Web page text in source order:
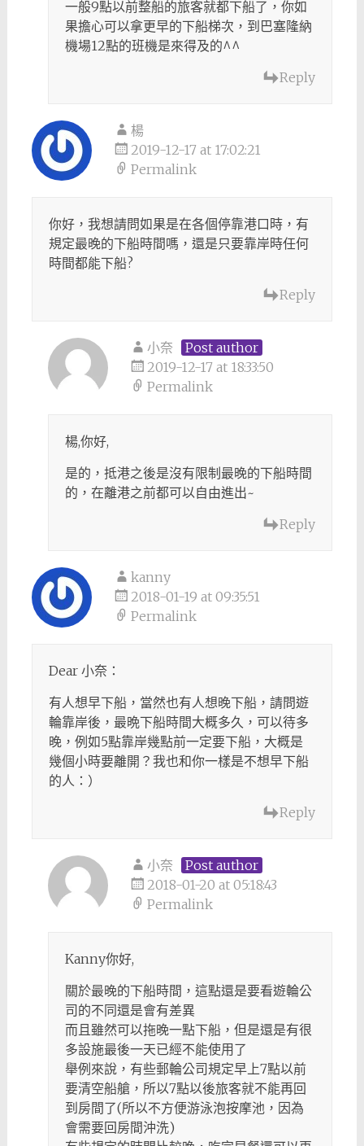
一般9點以前整船的旅客就都下船了，你如
果擔心可以拿更早的下船梯次，到巴塞隆納
機場12點的班機是來得及的^^
Reply
楊
2019-12-17 at 17:02:21
Permalink
你好，我想請問如果是在各個停靠港口時，有
規定最晚的下船時間嗎，還是只要靠岸時任何
時間都能下船?
Reply
小奈
Post author
2019-12-17 at 18:33:50
Permalink
楊,你好,
是的，抵港之後是沒有限制最晚的下船時間
的，在離港之前都可以自由進出~
Reply
kanny
2018-01-19 at 09:35:51
Permalink
Dear 小奈：
有人想早下船，當然也有人想晚下船，請問遊
輪靠岸後，最晩下船時間大概多久，可以待多
晚，例如5點靠岸幾點前一定要下船，大概是
幾個小時要離開？我也和你一樣是不想早下船
的人：）
Reply
小奈
Post author
2018-01-20 at 05:18:43
Permalink
Kanny你好,
關於最晚的下船時間，這點還是要看遊輪公
司的不同還是會有差異
而且雖然可以拖晚一點下船，但是還是有很
多設施最後一天已經不能使用了
舉例來說，有些郵輪公司規定早上7點以前
要清空船艙，所以7點以後旅客就不能再回
到房間了(所以不方便游泳泡按摩池，因為
會需要回房間沖洗)